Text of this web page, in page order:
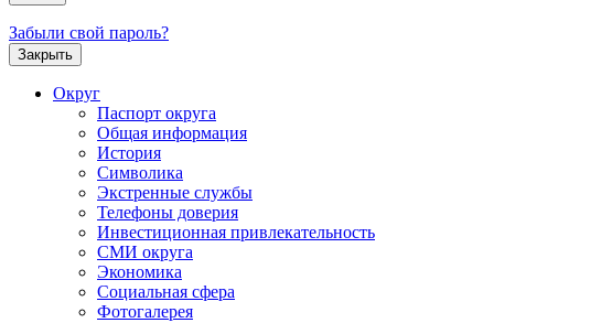
Забыли свой пароль?
Закрыть
Округ
Паспорт округа
Общая информация
История
Символика
Экстренные службы
Телефоны доверия
Инвестиционная привлекательность
СМИ округа
Экономика
Социальная сфера
Фотогалерея